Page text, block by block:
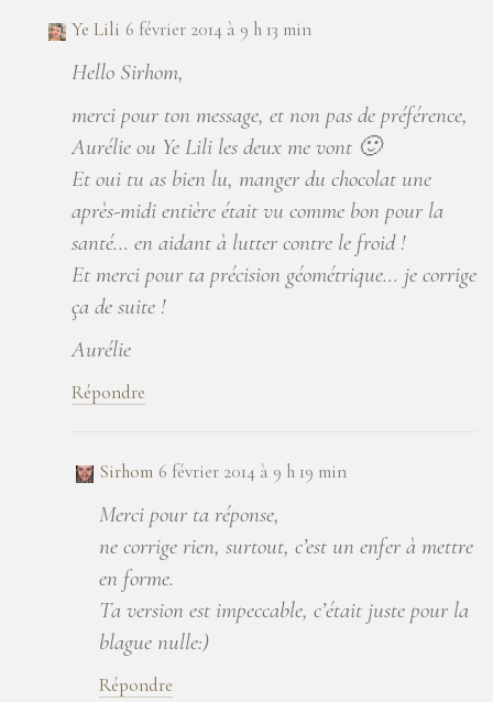
Ye Lili 6 février 2014 à 9 h 13 min
Hello Sirhom,
merci pour ton message, et non pas de préférence,
Aurélie ou Ye Lili les deux me vont 🙂
Et oui tu as bien lu, manger du chocolat une
après-midi entière était vu comme bon pour la
santé… en aidant à lutter contre le froid !
Et merci pour ta précision géométrique… je corrige
ça de suite !
Aurélie
Répondre
Sirhom 6 février 2014 à 9 h 19 min
Merci pour ta réponse,
ne corrige rien, surtout, c’est un enfer à mettre
en forme.
Ta version est impeccable, c’était juste pour la
blague nulle:)
Répondre